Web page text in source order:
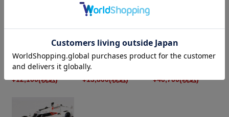
トゥル－スケール
1/43 BMW M8 GTLM
IMSA ミシュラン GT
¥12,100(税込)
トップスピード 1/18
アキュラ ARX-05 DPi
IMSA デイトナ 24h
¥13,800(税込)
[予約] トゥルースケー
ル/トップスピード
1/18 ポルシェ 911 G...
¥40,700(税込)